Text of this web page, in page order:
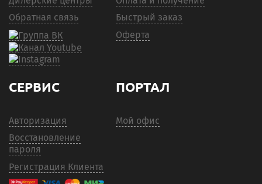
Обратная связь
Быстрый заказ
Оферта
СЕРВИС
Авторизация
Восстановление
пароля
Регистрация Клиента
ПОРТАЛ
Мой офис